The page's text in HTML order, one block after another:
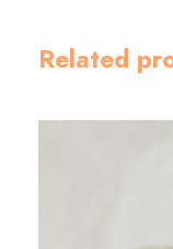
手
Related